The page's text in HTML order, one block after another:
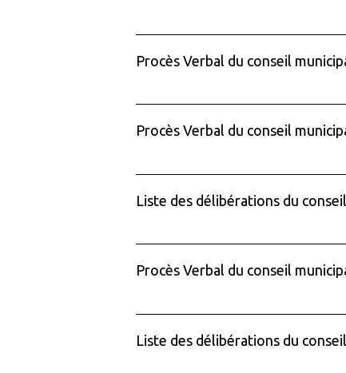
Procès Verbal du conseil
Procès Verbal du conseil
Liste des délibérations du
Procès Verbal du conseil
Liste des délibérations du